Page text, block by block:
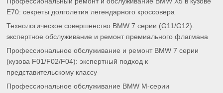
E70: секреты долголетия легендарного кроссовера
Технологическое совершенство BMW 7 серии (G11/G12):
экспертное обслуживание и ремонт премиального флагмана
Профессиональное обслуживание и ремонт BMW 7 серии
(кузова F01/F02/F04): экспертный подход к
представительскому классу
Профессиональное обслуживание BMW M-серии